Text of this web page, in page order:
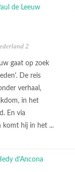
2
gaat op zoek
De reis
verhaal,
in het
En via
komt hij in het ...